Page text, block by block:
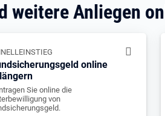
weitere Anliegen
online
Sie online die
von